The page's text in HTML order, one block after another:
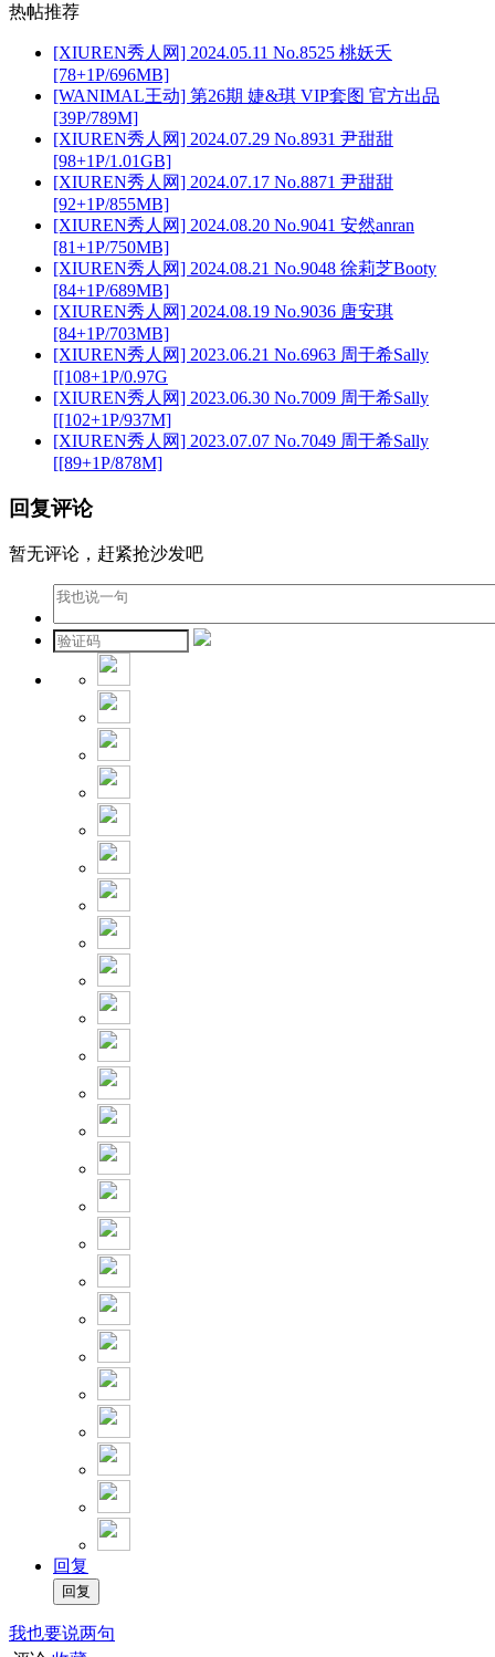
热帖推荐
[XIUREN秀人网] 2024.05.11 No.8525 桃妖夭
[78+1P/696MB]
[WANIMAL王动] 第26期 婕&琪 VIP套图 官方出品
[39P/789M]
[XIUREN秀人网] 2024.07.29 No.8931 尹甜甜
[98+1P/1.01GB]
[XIUREN秀人网] 2024.07.17 No.8871 尹甜甜
[92+1P/855MB]
[XIUREN秀人网] 2024.08.20 No.9041 安然anran
[81+1P/750MB]
[XIUREN秀人网] 2024.08.21 No.9048 徐莉芝Booty
[84+1P/689MB]
[XIUREN秀人网] 2024.08.19 No.9036 唐安琪
[84+1P/703MB]
[XIUREN秀人网] 2023.06.21 No.6963 周于希Sally
[[108+1P/0.97G
[XIUREN秀人网] 2023.06.30 No.7009 周于希Sally
[[102+1P/937M]
[XIUREN秀人网] 2023.07.07 No.7049 周于希Sally
[[89+1P/878M]
回复评论
暂无评论，赶紧抢沙发吧
回复
我也要说两句